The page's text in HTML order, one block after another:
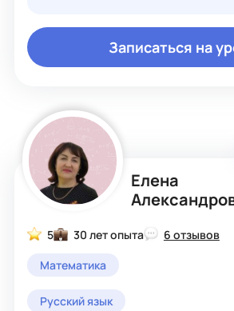
Записаться на
Елена
5 30 лет опыта
6 отзывов
Математика
Русский язык